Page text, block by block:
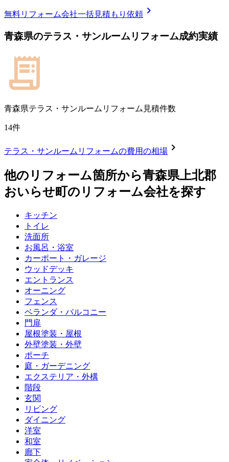
無料リフォーム会社一括見積もり依頼 chevron_right
青森県のテラス・サンルームリフォーム成約実績
青森県テラス・サンルームリフォーム見積件数
14件
テラス・サンルームリフォームの費用の相場 chevron_right
他のリフォーム箇所から青森県上北郡
おいらせ町 のリフォーム会社を探す
キッチン
トイレ
洗面所
お風呂・浴室
カーポート・ガレージ
ウッドデッキ
エントランス
オーニング
フェンス
ベランダ・バルコニー
門扉
屋根塗装・屋根
外壁塗装・外壁
ポーチ
庭・ガーデニング
エクステリア・外構
階段
玄関
リビング
ダイニング
洋室
和室
廊下